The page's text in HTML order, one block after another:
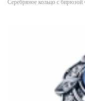
Серебряное кольцо с